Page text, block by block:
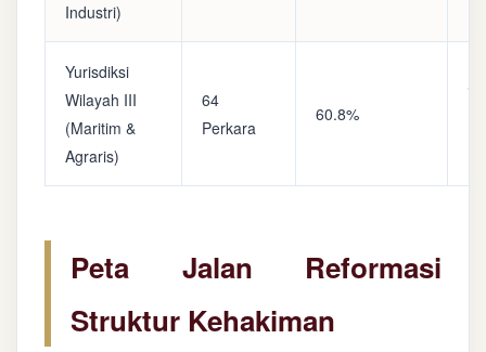
Industri)
Yurisdiksi
Wilayah III
(Maritim &
Agraris)
64
Perkara
60.8%
Peta Jalan Reformasi
Struktur Kehakiman